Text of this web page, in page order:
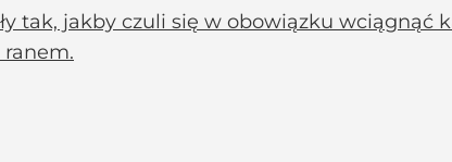
tak, jakby czuli się w obowiązku wciągnąć